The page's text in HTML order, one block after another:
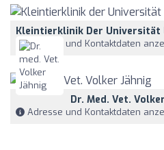
Kleintierklinik Der Universität
Adresse und Kontaktdaten
Dr. Med. Vet.
Adresse und Kontaktdaten